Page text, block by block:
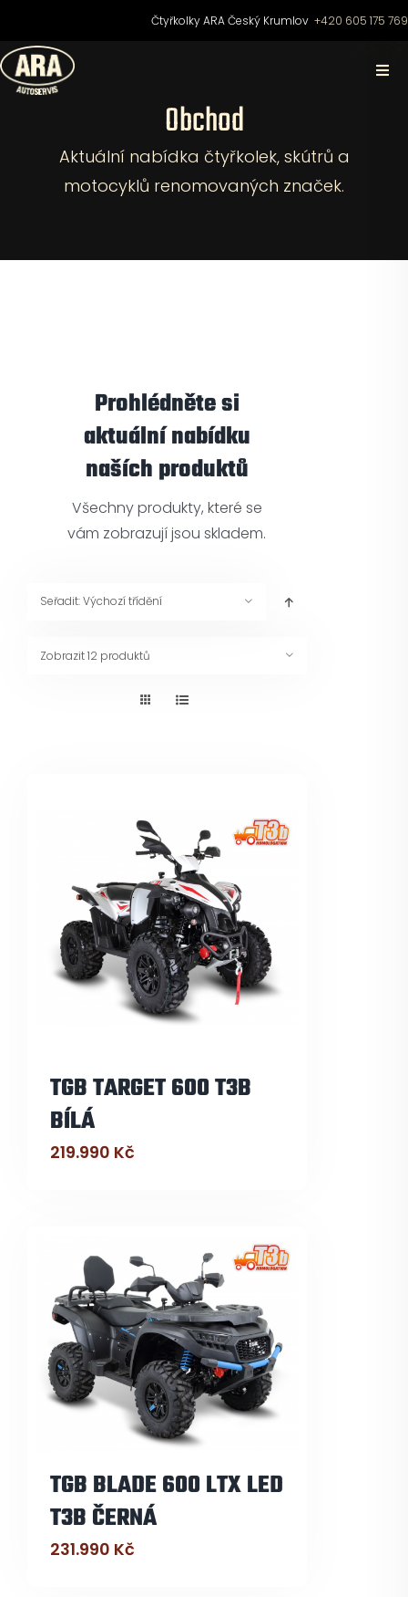
obsah
Čtyřkolky ARA Český Krumlov+420 605 175 769
Domů
O nás
Kontakt
Servis
Obchod
Aktuální nabídka čtyřkolek, skútrů a
motocyklů renomovaných značek.
Prohlédněte si
aktuální nabídku
naších produktů
Všechny produkty, které se
vám zobrazují jsou skladem.
Seřadit:Výchozí třídění
Zobrazit12 produktů
TGB TARGET 600 T3B
BÍLÁ
219.990 Kč
TGB BLADE 600 LTX LED
T3B ČERNÁ
231.990 Kč